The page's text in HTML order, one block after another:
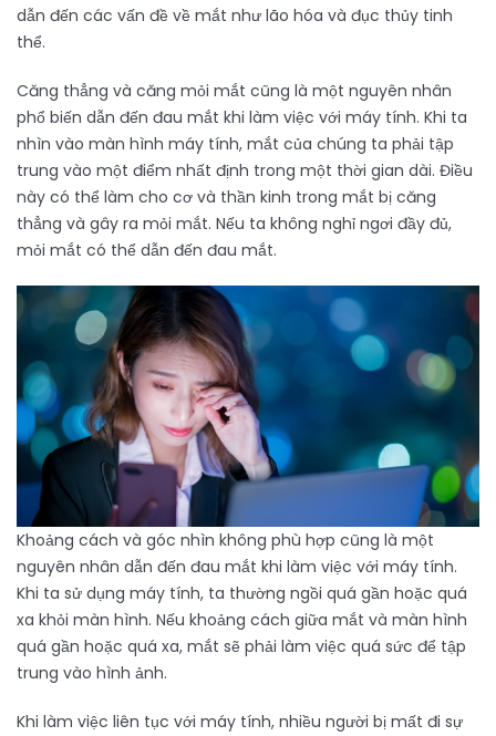
dẫn đến các vấn đề về mắt như lão hóa và đục thủy tinh
thể.
Căng thẳng và căng mỏi mắt cũng là một nguyên nhân
phổ biến dẫn đến đau mắt khi làm việc với máy tính. Khi ta
nhìn vào màn hình máy tính, mắt của chúng ta phải tập
trung vào một điểm nhất định trong một thời gian dài. Điều
này có thể làm cho cơ và thần kinh trong mắt bị căng
thẳng và gây ra mỏi mắt. Nếu ta không nghỉ ngơi đầy đủ,
mỏi mắt có thể dẫn đến đau mắt.
Khoảng cách và góc nhìn không phù hợp cũng là một
nguyên nhân dẫn đến đau mắt khi làm việc với máy tính.
Khi ta sử dụng máy tính, ta thường ngồi quá gần hoặc quá
xa khỏi màn hình. Nếu khoảng cách giữa mắt và màn hình
quá gần hoặc quá xa, mắt sẽ phải làm việc quá sức để tập
trung vào hình ảnh.
Khi làm việc liên tục với máy tính, nhiều người bị mất đi sự